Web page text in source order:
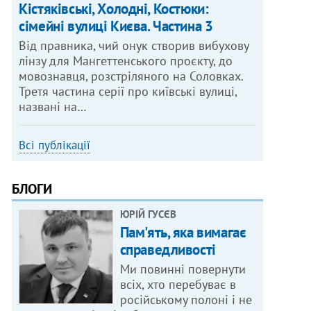
Кістяківські, Холодні, Костюки:
сімейні вулиці Києва. Частина 3
Від правника, чий онук створив вибухову
лінзу для Мангеттенського проєкту, до
мовознавця, розстріляного на Соловках.
Третя частина серії про київські вулиці,
названі на…
Всі публікації
БЛОГИ
ЮРІЙ ГУСЄВ
Пам'ять, яка вимагає
справедливості
Ми повинні повернути
всіх, хто перебуває в
російському полоні і не